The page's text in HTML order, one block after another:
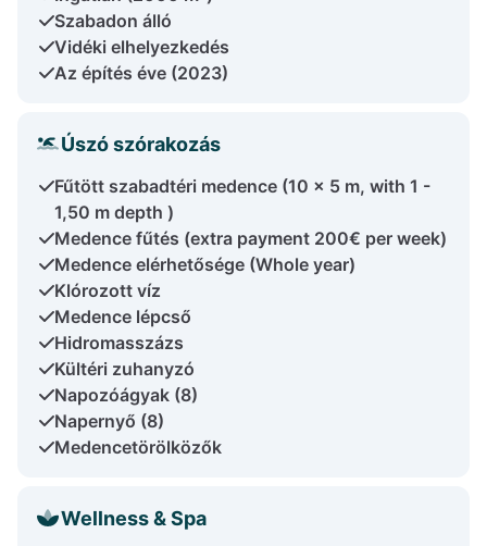
Szabadon álló
Vidéki elhelyezkedés
Az építés éve (2023)
Úszó szórakozás
Fűtött szabadtéri medence (10 x 5 m, with 1 -
1,50 m depth )
Medence fűtés (extra payment 200€ per week)
Medence elérhetősége (Whole year)
Klórozott víz
Medence lépcső
Hidromasszázs
Kültéri zuhanyzó
Napozóágyak (8)
Napernyő (8)
Medencetörölközők
Wellness & Spa